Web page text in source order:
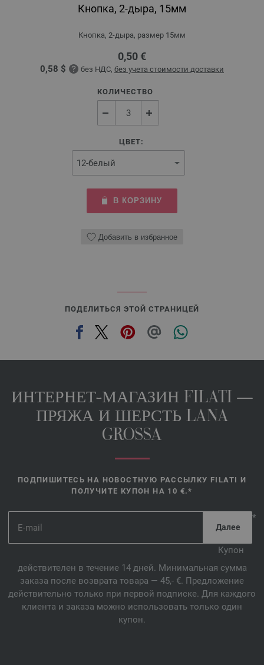
Кнопка, 2-дыра, 15мм
Кнопка, 2-дыра, размер 15мм
0,50 €
0,58 $ без НДС, без учета стоимости доставки
КОЛИЧЕСТВО
ЦВЕТ:
В КОРЗИНУ
Добавить в избранное
ПОДЕЛИТЬСЯ ЭТОЙ СТРАНИЦЕЙ
ИНТЕРНЕТ-МАГАЗИН FILATI —
ПРЯЖА И ШЕРСТЬ LANA
GROSSA
ПОДПИШИТЕСЬ НА НОВОСТНУЮ РАССЫЛКУ FILATI И
ПОЛУЧИТЕ КУПОН НА 10 €.*
*
Купон
действителен в течение 14 дней. Минимальная сумма
заказа после возврата товара — 45,- €. Предложение
действительно только при первой подписке. Для каждого
клиента и заказа можно использовать только один
купон.